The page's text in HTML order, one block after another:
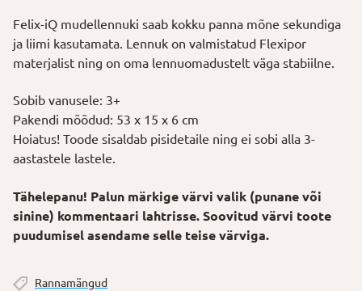
Felix-iQ mudellennuki saab kokku panna mõne sekundiga
ja liimi kasutamata. Lennuk on valmistatud Flexipor
materjalist ning on oma lennuomadustelt väga stabiilne.
Sobib vanusele: 3+
Pakendi mõõdud: 53 x 15 x 6 cm
Hoiatus! Toode sisaldab pisidetaile ning ei sobi alla 3-
aastastele lastele.
Tähelepanu! Palun märkige värvi valik (punane või
sinine) kommentaari lahtrisse. Soovitud värvi toote
puudumisel asendame selle teise värviga.
Rannamängud